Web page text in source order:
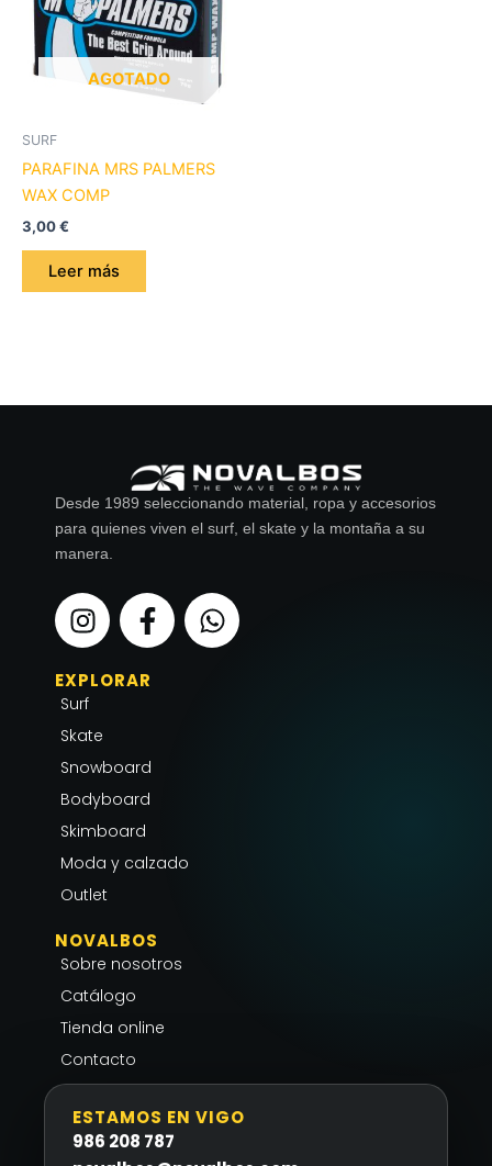
AGOTADO
SURF
PARAFINA MRS PALMERS
WAX COMP
3,00€
Leer más
Desde 1989 seleccionando material, ropa y accesorios
para quienes viven el surf, el skate y la montaña a su
manera.
I
n
s
t
a
g
r
a
m
F
a
c
e
o
k
f
W
h
a
EXPLORAR
Surf
Skate
Snowboard
Bodyboard
Skimboard
Moda y calzado
Outlet
NOVALBOS
Sobre nosotros
Catálogo
Tienda online
Contacto
ESTAMOS EN VIGO
986 208 787